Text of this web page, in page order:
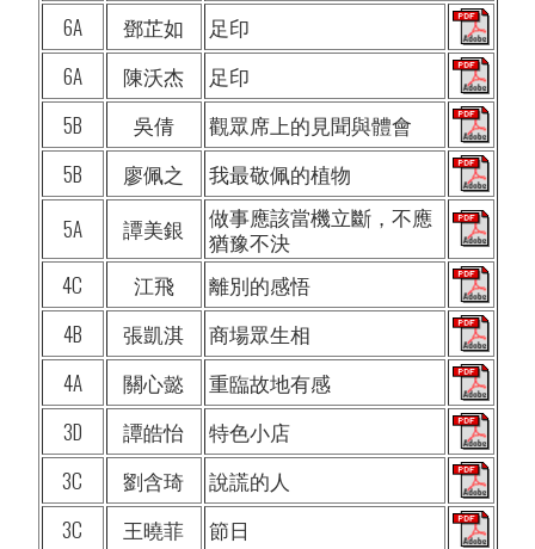
6A 鄧芷如
足印
6A
陳沃杰
足印
5B
吳倩
觀眾席上的見聞與體會
5B
廖佩之
我最敬佩的植物
5A
譚美銀
做事應該當機立斷，不應
猶豫不決
4C
江飛
離別的感悟
4B
張凱淇
商場眾生相
4A
關心懿
重臨故地有感
3D
譚皓怡
特色小店
3C
劉含琦
說謊的人
3C
王曉菲
節日